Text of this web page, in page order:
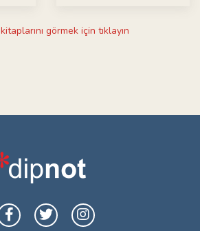
görmek için tıklayın